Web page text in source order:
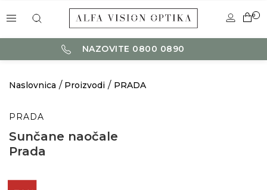
0
NAZOVITE 0800 0890
Naslovnica Proizvodi PRADA
PRADA
Sunčane naočale
Prada